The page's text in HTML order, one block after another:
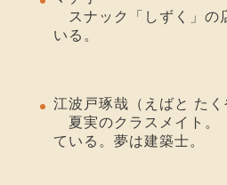
スナック「しずく」の
いる。
江波戸琢哉（えばと たく
夏実のクラスメイト。
ている。夢は建築士。